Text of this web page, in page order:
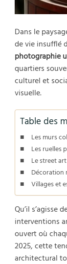
Dans le
de vie insufflé
photographie
quartiers
culturel et
visuelle.
Table des
Les murs
Les ruelles
Le street
Décoration
Villages et
Qu’il s’agisse
interventions
ouvert où
2025, cette
architectural